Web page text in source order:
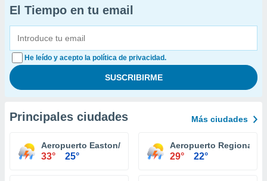
El Tiempo en tu email
He leído y acepto la política de privacidad.
Principales ciudades Más ciudades
Aeropuerto Easton/Newman Field
33° 25°
Aeropuerto Regional
29° 22°